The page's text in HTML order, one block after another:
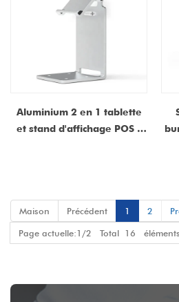
Aluminium 2 en 1 tablette
et stand d'affichage POS -
Maison Précédent 1 2
Page actuelle:1/2 Total 16 éléments